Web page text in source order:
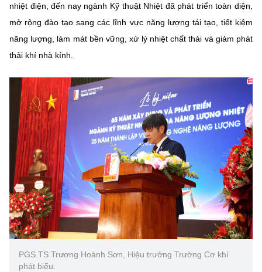
©2026 Bản quyền thuộc Bộ Khoa Học và Công Nghệ
(Ghi rõ nguồn "https://mst.gov.vn" khi phát hành lại thông tin từ
nhiệt điện, đến nay ngành Kỹ thuật Nhiệt đã phát triển toàn diện,
mở rộng đào tạo sang các lĩnh vực năng lượng tái tạo, tiết kiệm
năng lượng, làm mát bền vững, xử lý nhiệt chất thải và giảm phát
thải khí nhà kính.
PGS.TS Trương Hoành Sơn, Hiệu trưởng Trường Cơ khí
phát biểu.